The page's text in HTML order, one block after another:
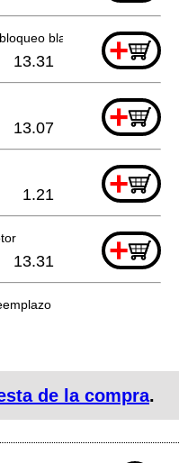
blanca) +
13.31
+
13.07
+
1.21
+
13.31
de la compra.